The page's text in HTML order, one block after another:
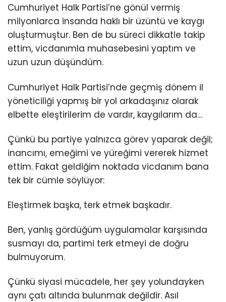
Cumhuriyet Halk Partisi’ne gönül vermiş
milyonlarca insanda haklı bir üzüntü ve kaygı
oluşturmuştur. Ben de bu süreci dikkatle takip
ettim, vicdanımla muhasebesini yaptım ve
uzun uzun düşündüm.
Cumhuriyet Halk Partisi’nde geçmiş dönem il
yöneticiliği yapmış bir yol arkadaşınız olarak
elbette eleştirilerim de vardır, kaygılarım da…
Çünkü bu partiye yalnızca görev yaparak değil;
inancımı, emeğimi ve yüreğimi vererek hizmet
ettim. Fakat geldiğim noktada vicdanım bana
tek bir cümle söylüyor:
Eleştirmek başka, terk etmek başkadır.
Ben, yanlış gördüğüm uygulamalar karşısında
susmayı da, partimi terk etmeyi de doğru
bulmuyorum.
Çünkü siyasi mücadele, her şey yolundayken
aynı çatı altında bulunmak değildir. Asıl